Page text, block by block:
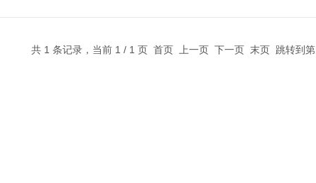
共 1 条记录，当前 1 / 1 页 首页 上一页 下一页 末页 跳转到第